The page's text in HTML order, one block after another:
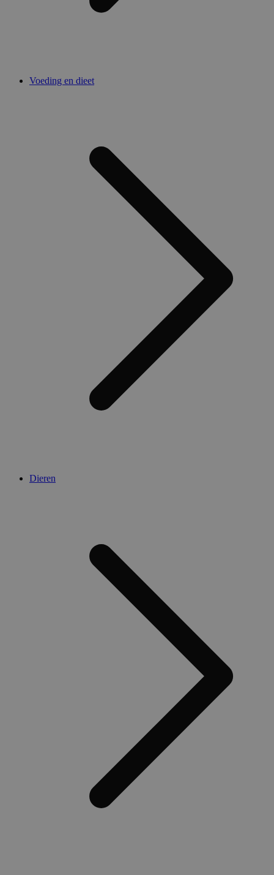
Voeding en dieet
Dieren